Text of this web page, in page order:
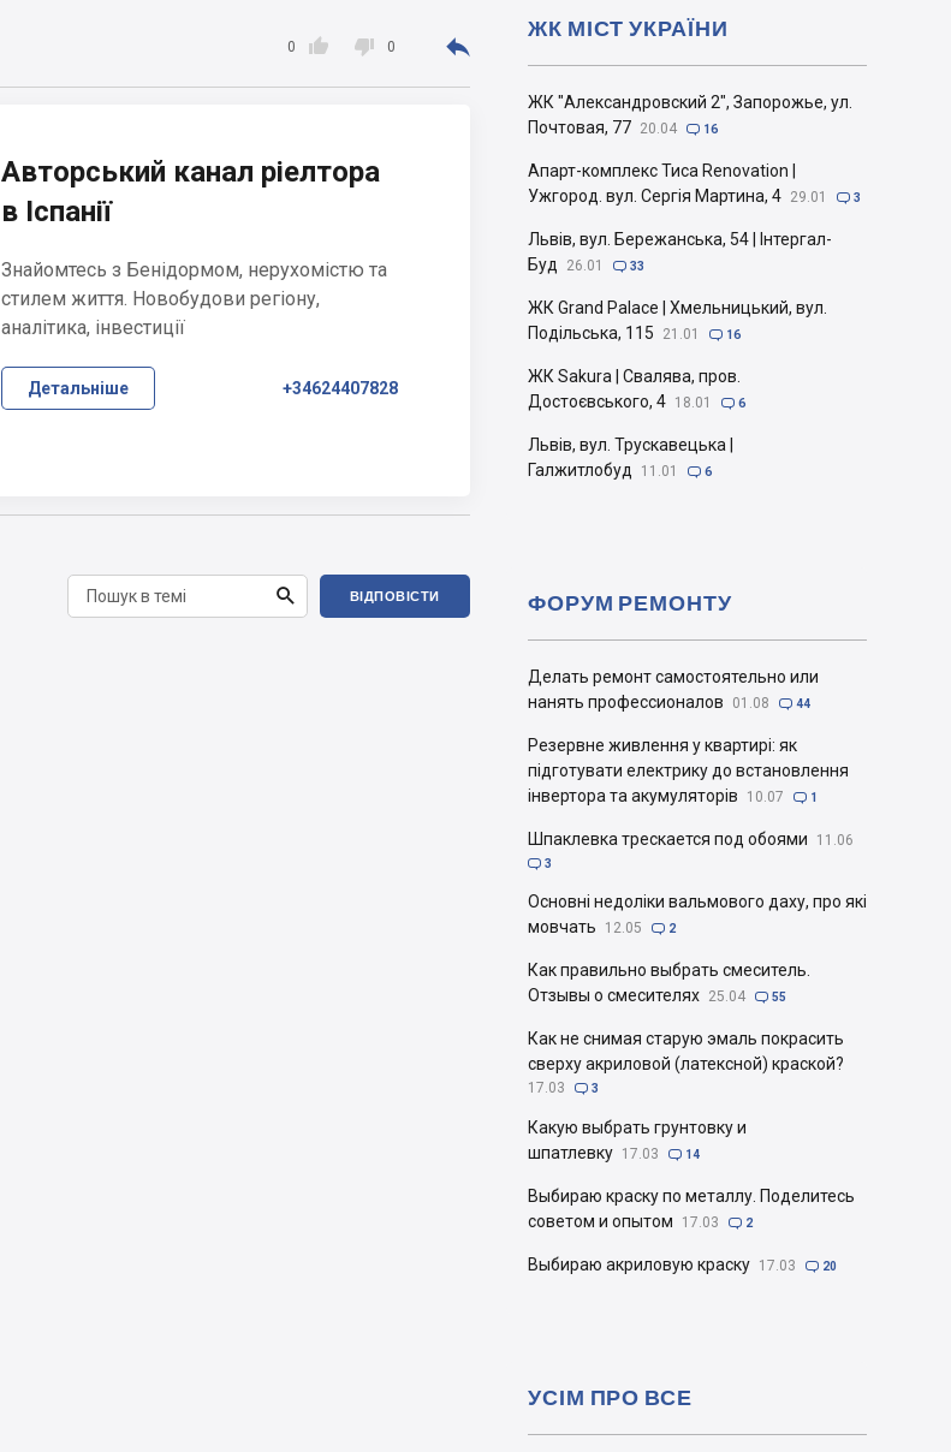

0  0 
Авторський канал ріелтора
в Іспанії
Знайомтесь з Бенідормом, нерухомістю та
стилем життя. Новобудови регіону,
аналітика, інвестиції
Детальніше +34624407828
 ВІДПОВІСТИ
ЖК "Александровский 2", Запорожье, ул.
Почтовая, 77 20.04  16
Апарт-комплекс Тиса Renovation |
Ужгород. вул. Сергія Мартина, 4 29.01  3
Львів, вул. Бережанська, 54 | Інтергал-
Буд
26.01  33
ЖК Grand Palace | Хмельницький, вул.
Подільська, 115
21.01  16
ЖК Sakura | Свалява, пров.
Достоєвського, 4 18.01  6
Львів, вул. Трускавецька |
Галжитлобуд
11.01  6
ЖК МІСТ УКРАЇНИ
Делать ремонт самостоятельно или
нанять профессионалов
01.08  44
Резервне живлення у квартирі: як
підготувати електрику до встановлення
інвертора та акумуляторів
10.07  1
Шпаклевка трескается под обоями 11.06
 3
Основні недоліки вальмового даху, про які
мовчать
12.05  2
Как правильно выбрать смеситель.
Отзывы о смесителях 25.04  55
Как не снимая старую эмаль покрасить
сверху акриловой (латексной) краской?
17.03  3
Какую выбрать грунтовку и
шпатлевку 17.03  14
Выбираю краску по металлу. Поделитесь
советом и опытом
17.03  2
Выбираю акриловую краску 17.03  20
ФОРУМ РЕМОНТУ
УСІМ ПРО ВСЕ